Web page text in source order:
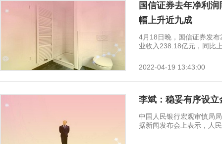
国信证券去年净利
幅上升近九成
4月18日晚，国信证券发
业收入238.18亿元，同比
2022-04-19 13:43:00
李斌：稳妥有序设
中国人民银行宏观审慎局
据新闻发布会上表示，人